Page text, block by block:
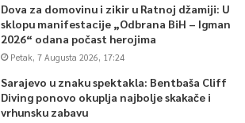
Dova za domovinu i zikir u Ratnoj džamiji: U
sklopu manifestacije „Odbrana BiH – Igman
2026“ odana počast herojima
Petak, 7 Augusta 2026, 17:24
Sarajevo u znaku spektakla: Bentbaša Cliff
Diving ponovo okuplja najbolje skakače i
vrhunsku zabavu